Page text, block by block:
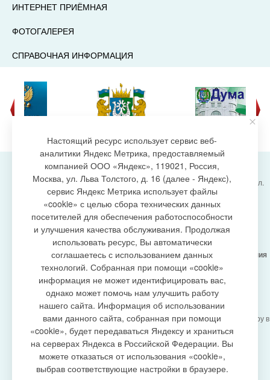
ИНТЕРНЕТ ПРИЁМНАЯ
ФОТОГАЛЕРЕЯ
СПРАВОЧНАЯ ИНФОРМАЦИЯ
создание сайта
Администрация городского поселения Излучинск, ул.
Энергетиков, 6, пгт. Излучинск, Нижневартовский
район,
Ханты-Мансийский автономный округ-Югра
(Тюменская область), 628634
Сетевое изданиеhttps://www.gp-izluchinsk.ru
16+
Учредитель -Администрация городского поселения
Излучинск
Главный редактор - Бурич Денис Ярославович
Телефон/факс: (3466) 28-13-77 , e-mail:
admizl@rambler.ru
Сетевое изданиеhttps://www.gp-izluchinsk.ru
зарегистрировано Федеральной службой по надзору в
сфере связи,
информационных технологий и массовых
коммуникаций (Роскомнадзор), регистрационный
номер СМИ
ЭЛ № ФС77-87353 от 27.04.2024
Настоящий ресурс использует сервис веб-
аналитики Яндекс Метрика, предоставляемый
компанией ООО «Яндекс», 119021, Россия,
Москва, ул. Льва Толстого, д. 16 (далее - Яндекс),
сервис Яндекс Метрика использует файлы
«cookie» с целью сбора технических данных
посетителей для обеспечения работоспособности
и улучшения качества обслуживания. Продолжая
использовать ресурс, Вы автоматически
соглашаетесь с использованием данных
технологий. Собранная при помощи «cookie»
информация не может идентифицировать вас,
однако может помочь нам улучшить работу
нашего сайта. Информация об использовании
вами данного сайта, собранная при помощи
«cookie», будет передаваться Яндексу и храниться
на серверах Яндекса в Российской Федерации. Вы
можете отказаться от использования «cookie»,
выбрав соответствующие настройки в браузере.